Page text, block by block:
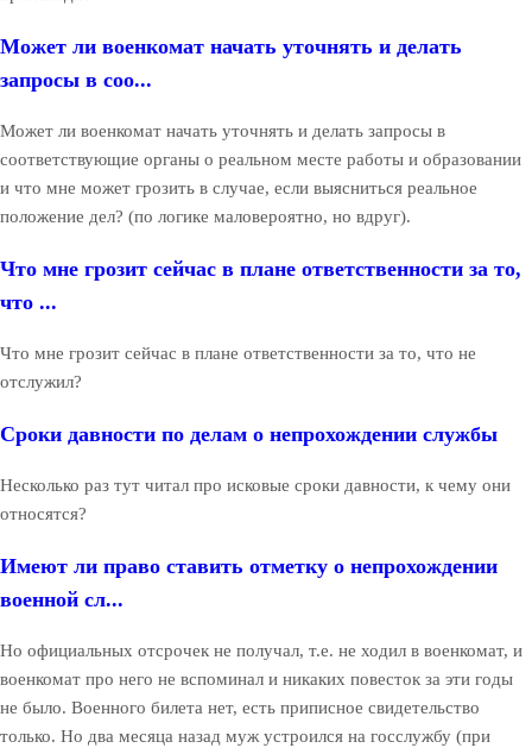
Может ли военкомат начать уточнять и делать
запросы в соо...
Может ли военкомат начать уточнять и делать запросы в
соответствующие органы о реальном месте работы и образовании
и что мне может грозить в случае, если выясниться реальное
положение дел? (по логике маловероятно, но вдруг).
Что мне грозит сейчас в плане ответственности за то,
что ...
Что мне грозит сейчас в плане ответственности за то, что не
отслужил?
Сроки давности по делам о непрохождении службы
Несколько раз тут читал про исковые сроки давности, к чему они
относятся?
Имеют ли право ставить отметку о непрохождении
военной сл...
Но официальных отсрочек не получал, т.е. не ходил в военкомат, и
военкомат про него не вспоминал и никаких повесток за эти годы
не было. Военного билета нет, есть приписное свидетельство
только. Но два месяца назад муж устроился на госслужбу (при